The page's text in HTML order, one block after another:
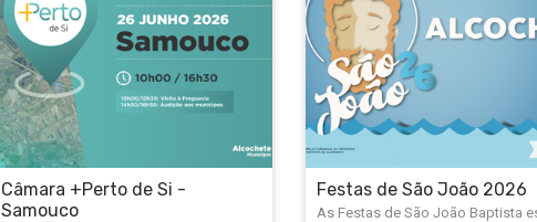
Câmara +Perto de Si -
Samouco
Festas de São João 2026
As Festas de São João Baptista